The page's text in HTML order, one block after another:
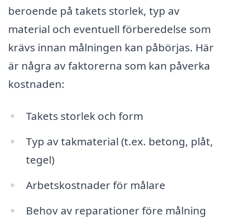
beroende på takets storlek, typ av
material och eventuell förberedelse som
krävs innan målningen kan påbörjas. Här
är några av faktorerna som kan påverka
kostnaden:
Takets storlek och form
Typ av takmaterial (t.ex. betong, plåt,
tegel)
Arbetskostnader för målare
Behov av reparationer före målning